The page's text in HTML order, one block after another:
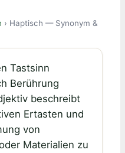
› Haptisch — Synonym &
Tastsinn
Berührung
beschreibt
Ertasten und
von
Materialien zu